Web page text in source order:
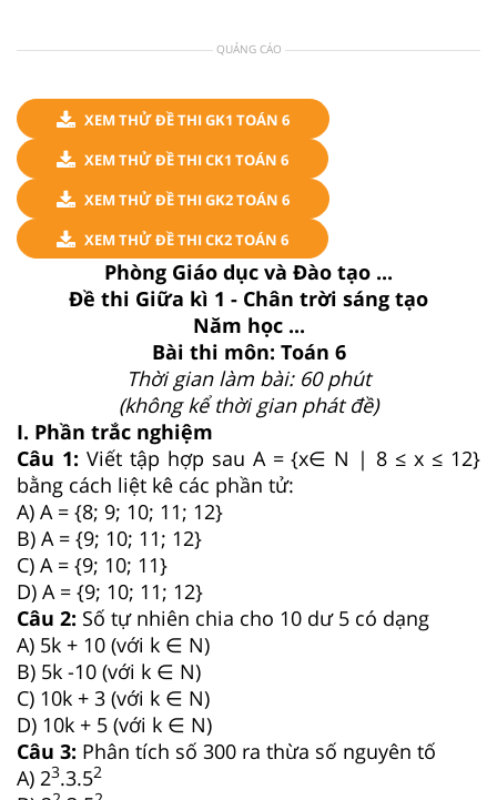
QUẢNG CÁO
XEM THỬ ĐỀ THI GK1 TOÁN 6
XEM THỬ ĐỀ THI CK1 TOÁN 6
XEM THỬ ĐỀ THI GK2 TOÁN 6
XEM THỬ ĐỀ THI CK2 TOÁN 6
Phòng Giáo dục và Đào tạo ...
Đề thi Giữa kì 1 - Chân trời sáng tạo
Năm học ...
Bài thi môn: Toán 6
Thời gian làm bài: 60 phút
(không kể thời gian phát đề)
I. Phần trắc nghiệm
Câu 1: Viết tập hợp sau A = {x∈ N | 8 ≤ x ≤ 12}
bằng cách liệt kê các phần tử:
A) A = {8; 9; 10; 11; 12}
B) A = {9; 10; 11; 12}
C) A = {9; 10; 11}
D) A = {9; 10; 11; 12}
Câu 2: Số tự nhiên chia cho 10 dư 5 có dạng
A) 5k + 10 (với k ∈ N)
B) 5k -10 (với k ∈ N)
C) 10k + 3 (với k ∈ N)
D) 10k + 5 (với k ∈ N)
Câu 3: Phân tích số 300 ra thừa số nguyên tố
A) 23.3.52